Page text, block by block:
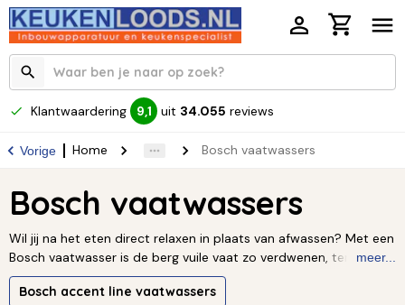
Klantwaardering 9,1 uit 34.055 reviews
Vorige Home Bosch vaatwassers
Bosch vaatwassers
Wil jij na het eten direct relaxen in plaats van afwassen? Met een
Bosch vaatwasser is de berg vuile vaat zo verdwenen, terwijl jij
geniet van je vrije avond. Of je nu zoekt naar een volledig
geïntegreerd model dat onzichtbaar in je keuken opgaat, of een
meer...
Bosch accent line vaatwassers